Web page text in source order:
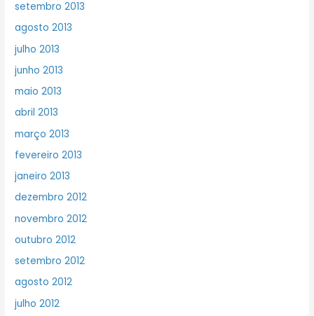
setembro 2013
agosto 2013
julho 2013
junho 2013
maio 2013
abril 2013
março 2013
fevereiro 2013
janeiro 2013
dezembro 2012
novembro 2012
outubro 2012
setembro 2012
agosto 2012
julho 2012